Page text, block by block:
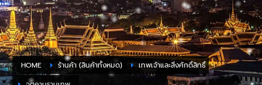
HOME ร้านค้า (สินค้าทั้งหมด)
เทพเจ้าและสิ่งศักดิ์สิทธิ์